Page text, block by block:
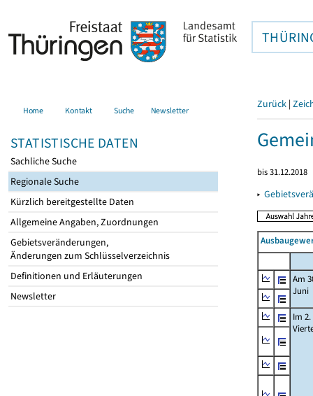
Home Kontakt Suche Newsletter
STATISTISCHE DATEN
Sachliche Suche
Regionale Suche
Kürzlich bereitgestellte Daten
Allgemeine Angaben, Zuordnungen
Gebietsveränderungen,
Änderungen zum Schlüsselverzeichnis
Definitionen und Erläuterungen
Newsletter
Zurück |
bis 31.12.2018
▸
Am
Juni
Im 2.